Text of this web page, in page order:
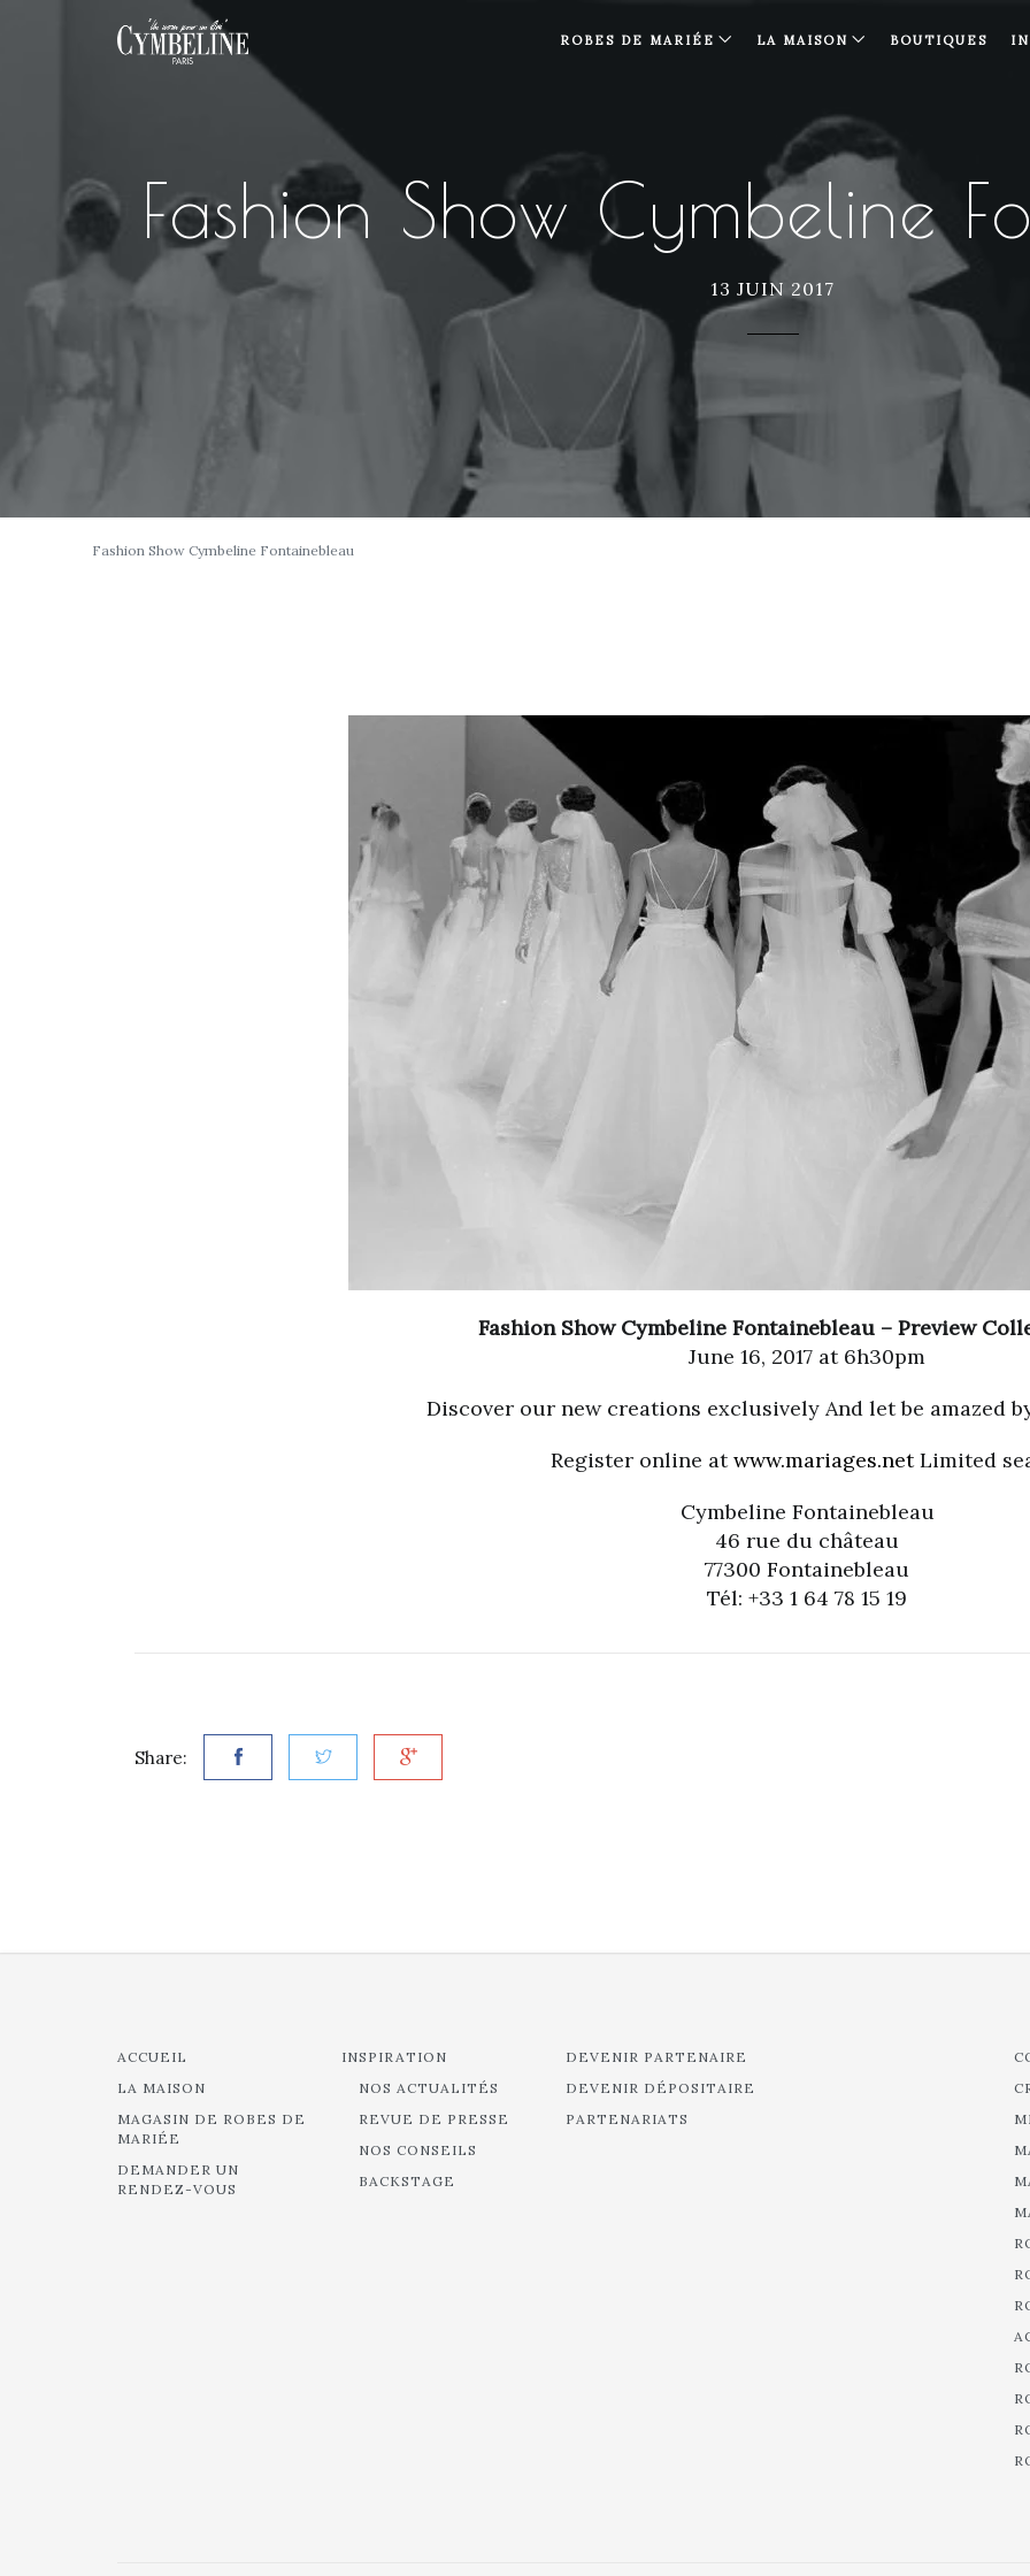
ROBES DE MARIÉE LA MAISON BOUTIQUES
Fashion Show Cymbeline
13 JUIN 2017
Fashion Show Cymbeline Fontainebleau
Fashion Show Cymbeline Fontainebleau – Preview
June 16, 2017 at 6h30pm
Discover our new creations exclusively And let be amazed
Register online atwww.mariages.netLimited
Cymbeline Fontainebleau
46 rue du château
77300 Fontainebleau
Tél: +33 1 64 78 15 19
Share:
ACCUEIL
LA MAISON
MAGASIN DE ROBES DE
MARIÉE
DEMANDER UN
RENDEZ-VOUS
INSPIRATION
NOS ACTUALITÉS
REVUE DE PRESSE
NOS CONSEILS
BACKSTAGE
DEVENIR PARTENAIRE
DEVENIR DÉPOSITAIRE
PARTENARIATS